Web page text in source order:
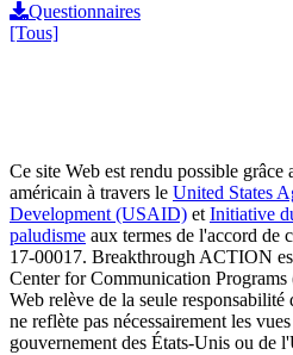
Questionnaires
[Tous]
Ce site Web est rendu possible
américain à travers le United States
Development (USAID) et Initiative
paludisme aux termes de l'accord
17-00017. Breakthrough ACTION
Center for Communication
Web relève de la seule
ne reflète pas nécessairement les
gouvernement des États-Unis ou de